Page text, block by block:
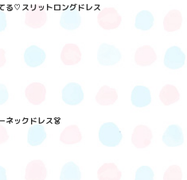
る♡スリットロングドレス
ネックドレス👗